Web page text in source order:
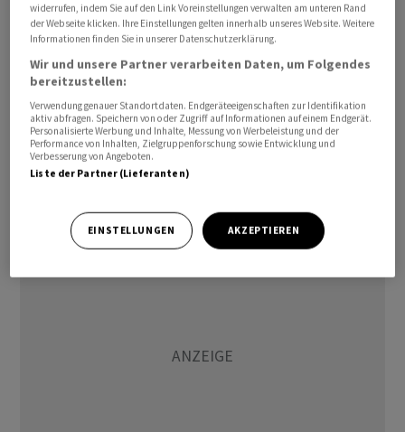
Die Komponenten werden den Angaben zufolge in den
Werken von Asco Industries, Teil der Montana Aerospace
Gruppe, in Deutschland und Belgien hergestellt.
Papendrecht in den Niederlanden geliefert.
Finanzielle Angaben wurden keine gemacht.
widerrufen, indem Sie auf den Link Voreinstellungen verwalten am unteren Rand
der Webseite klicken. Ihre Einstellungen gelten innerhalb unseres Website. Weitere
Informationen finden Sie in unserer Datenschutzerklärung.
Wir und unsere Partner verarbeiten Daten, um Folgendes
bereitzustellen:
Verwendung genauer Standortdaten. Endgeräteeigenschaften zur Identifikation
aktiv abfragen. Speichern von oder Zugriff auf Informationen auf einem Endgerät.
Personalisierte Werbung und Inhalte, Messung von Werbeleistung und der
Performance von Inhalten, Zielgruppenforschung sowie Entwicklung und
Verbesserung von Angeboten.
Liste der Partner (Lieferanten)
EINSTELLUNGEN AKZEPTIEREN